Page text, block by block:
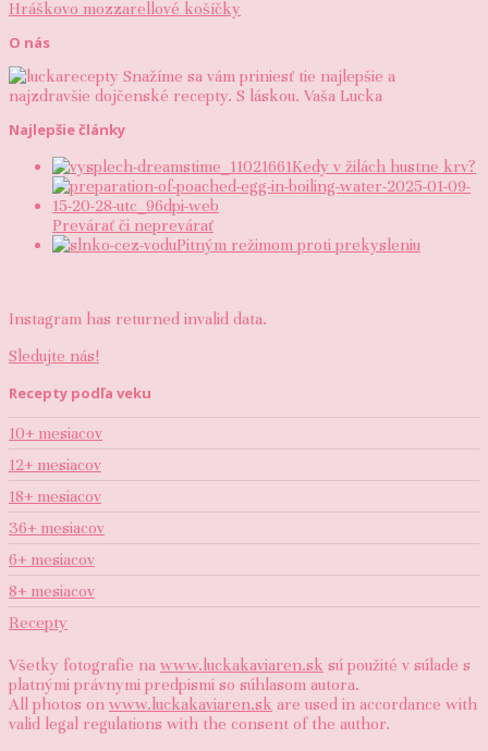
Hráškovo mozzarellové košíčky
O nás
Snažíme sa vám priniesť tie najlepšie a
najzdravšie dojčenské recepty. S láskou. Vaša Lucka
Najlepšie články
Kedy v žilách hustne krv?
Prevárať či neprevárať
Pitným režimom proti prekysleniu
Instagram has returned invalid data.
Sledujte nás!
Recepty podľa veku
10+ mesiacov
12+ mesiacov
18+ mesiacov
36+ mesiacov
6+ mesiacov
8+ mesiacov
Recepty
Všetky fotografie na www.luckakaviaren.sk sú použité v súlade s
platnými právnymi predpismi so súhlasom autora.
All photos on www.luckakaviaren.sk are used in accordance with
valid legal regulations with the consent of the author.